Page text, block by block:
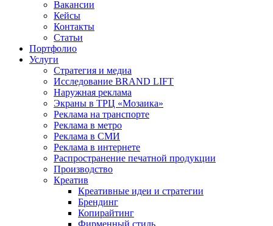
Вакансии
Кейсы
Контакты
Статьи
Портфолио
Услуги
Стратегия и медиа
Исследование BRAND LIFT
Наружная реклама
Экраны в ТРЦ «Мозаика»
Реклама на транспорте
Реклама в метро
Реклама в СМИ
Реклама в интернете
Распространение печатной продукции
Производство
Креатив
Креативные идеи и стратегии
Брендинг
Копирайтинг
Фирменный стиль